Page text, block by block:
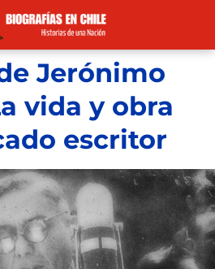
Jerónimo
vida y obra
escritor